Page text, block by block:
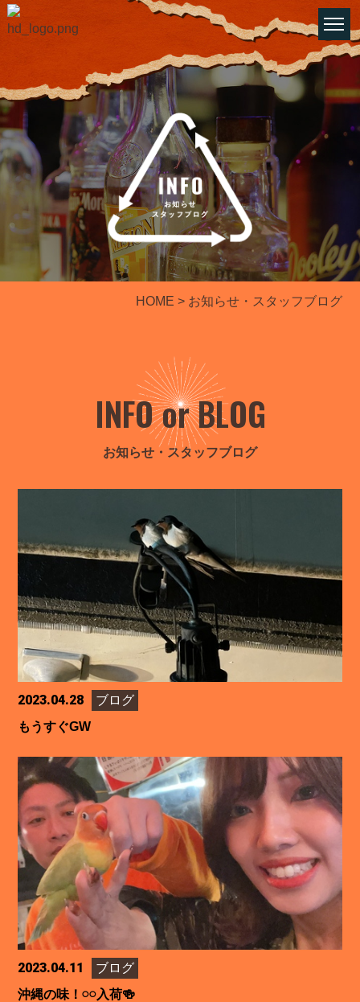
HOME > お知らせ・スタッフブログ
INFO or BLOG
お知らせ・スタッフブログ
2023.04.28
ブログ
もうすぐGW
2023.04.11
ブログ
沖縄の味！𓏸𓏸入荷🍻